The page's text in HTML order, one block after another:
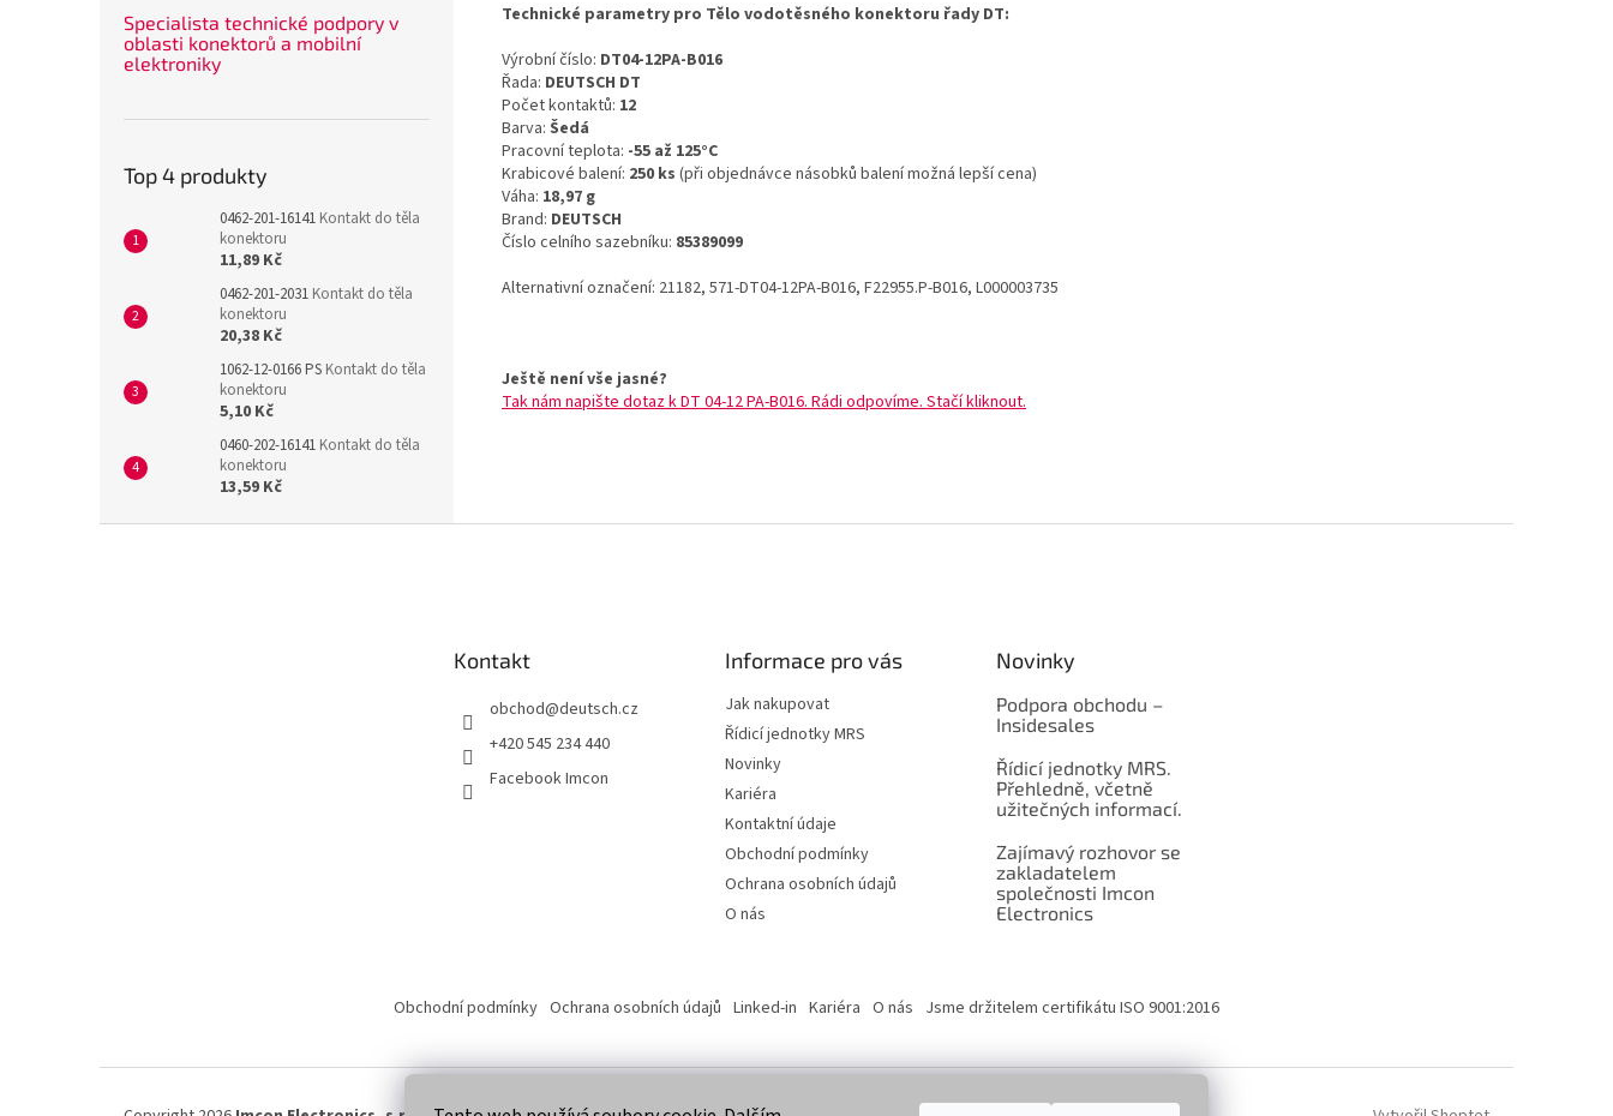
Specialista technické podpory v
oblasti konektorů a mobilní
elektroniky
Top 4 produkty
0462-201-16141 Kontakt do těla
konektoru
11,89 Kč
0462-201-2031 Kontakt do těla
konektoru
20,38 Kč
1062-12-0166 PS Kontakt do těla
konektoru
5,10 Kč
0460-202-16141 Kontakt do těla
konektoru
13,59 Kč
Technické parametry pro Tělo vodotěsného konektoru řady DT:
Výrobní číslo: DT04-12PA-B016
Řada: DEUTSCH DT
Počet kontaktů: 12
Barva: Šedá
Pracovní teplota: -55 až 125°C
Krabicové balení: 250 ks (při objednávce násobků balení možná lepší cena)
Váha: 18,97 g
Brand: DEUTSCH
Číslo celního sazebníku: 85389099
Alternativní označení: 21182, 571-DT04-12PA-B016, F22955.P-B016, L000003735
Ještě není vše jasné?
Tak nám napište dotaz k DT 04-12 PA-B016. Rádi odpovíme. Stačí kliknout.
Kontakt
obchod@deutsch.cz
+420 545 234 440
Facebook Imcon
Informace pro vás
Jak nakupovat
Řídicí jednotky MRS
Novinky
Kariéra
Kontaktní údaje
Obchodní podmínky
Ochrana osobních údajů
O nás
Novinky
Podpora obchodu –
Insidesales
Řídicí jednotky MRS.
Přehledně, včetně
užitečných informací.
Zajímavý rozhovor se
zakladatelem
společnosti Imcon
Electronics
Obchodní podmínky Ochrana osobních údajů Linked-in Kariéra O nás Jsme držitelem certifikátu ISO 9001:2016